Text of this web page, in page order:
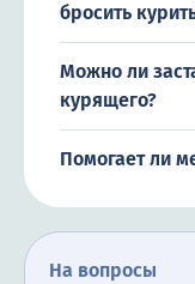
бросить
Можно ли
курящего?
Помогает ли
На вопросы